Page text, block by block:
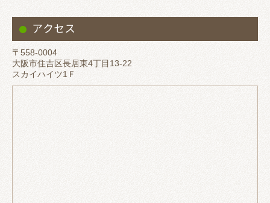
アクセス
〒558-0004
大阪市住吉区長居東4丁目13-22
スカイハイツ1Ｆ